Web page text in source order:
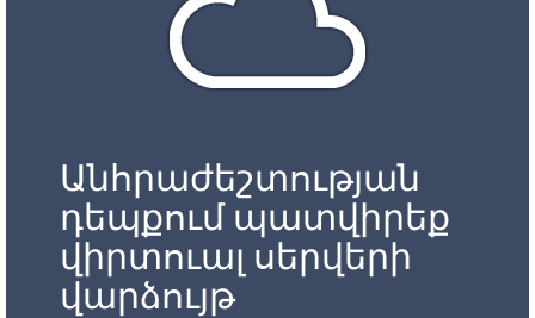
Անհրաժեշտության
դեպքում պատվիրեք
վիրտուալ սերվերի
վարձույթ